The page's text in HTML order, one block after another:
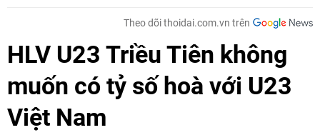
Theo dõi thoidai.com.vn trên
HLV U23 Triều Tiên không
muốn có tỷ số hoà với U23
Việt Nam